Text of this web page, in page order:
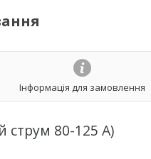
Інформація для замовлення
струм 80-125 А)